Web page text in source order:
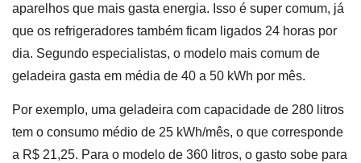
aparelhos que mais gasta energia. Isso é super comum, já
que os refrigeradores também ficam ligados 24 horas por
dia. Segundo especialistas, o modelo mais comum de
geladeira gasta em média de 40 a 50 kWh por mês.
Por exemplo, uma geladeira com capacidade de 280 litros
tem o consumo médio de 25 kWh/mês, o que corresponde
a R$ 21,25. Para o modelo de 360 litros, o gasto sobe para